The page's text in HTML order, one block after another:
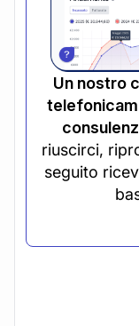
Un nostro
riuscirci,
seguito